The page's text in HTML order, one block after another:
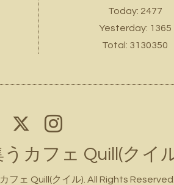
Today: 2477
Yesterday: 1365
Total: 3130350
カフェ Quill(クイ
フェ Quill(クイル) . All Rights